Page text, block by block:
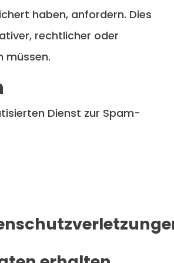
haben, anfordern. Dies
rechtlicher oder
müssen.
Dienst zur Spam-